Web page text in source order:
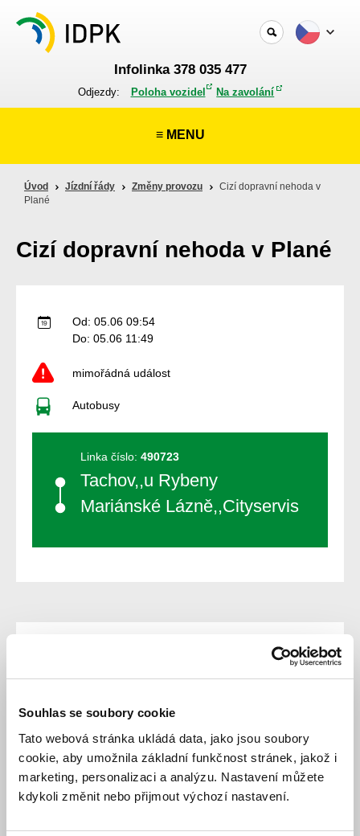
Souhlas se soubory cookie
Tato webová stránka ukládá data, jako jsou soubory
cookie, aby umožnila základní funkčnost stránek, jakož i
marketing, personalizaci a analýzu. Nastavení můžete
kdykoli změnit nebo přijmout výchozí nastavení.
Infolinka 378 035 477
Odjezdy: Poloha vozidel Na zavolání
≡ MENU
Úvod Jízdní řády Změny provozu
Cizí dopravní nehoda v
Plané
Cizí dopravní nehoda v Plané
Od: 05.06 09:54
Do: 05.06 11:49
mimořádná událost
Autobusy
Linka číslo: 490723
Tachov,,u Rybeny
Mariánské Lázně,,Cityservis
Ovlivněné spoje
723/16 Mariánské Lázně,,aut.st. (09:05) - Tachov,,u
Rybeny (09:49) je opožděn o cca 25 minut.